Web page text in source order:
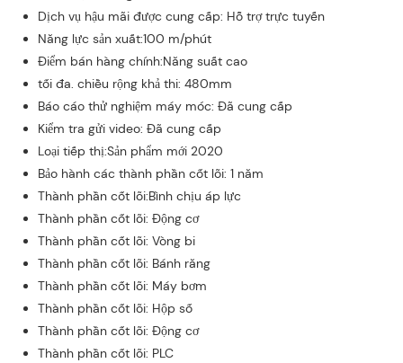
Dịch vụ hậu mãi được cung cấp: Hỗ trợ trực tuyến
Năng lực sản xuất:100 m/phút
Điểm bán hàng chính:Năng suất cao
tối đa. chiều rộng khả thi: 480mm
Báo cáo thử nghiệm máy móc: Đã cung cấp
Kiểm tra gửi video: Đã cung cấp
Loại tiếp thị:Sản phẩm mới 2020
Bảo hành các thành phần cốt lõi: 1 năm
Thành phần cốt lõi:Bình chịu áp lực
Thành phần cốt lõi: Động cơ
Thành phần cốt lõi: Vòng bi
Thành phần cốt lõi: Bánh răng
Thành phần cốt lõi: Máy bơm
Thành phần cốt lõi: Hộp số
Thành phần cốt lõi: Động cơ
Thành phần cốt lõi: PLC